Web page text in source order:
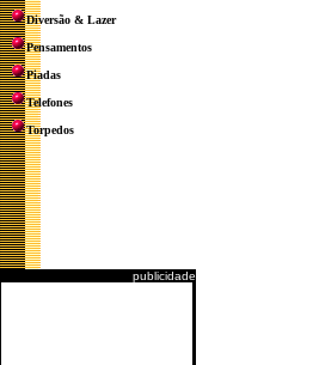
Diversão & Lazer
Pensamentos
Piadas
Telefones
Torpedos
publicidade